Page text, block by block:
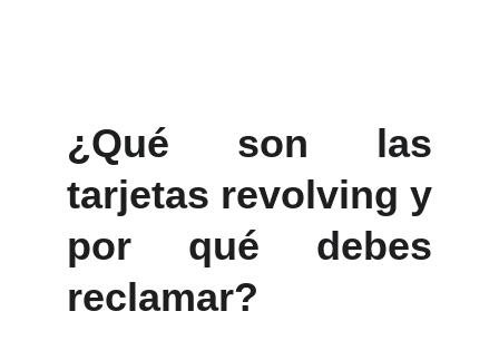
¿Qué son las
tarjetas revolving y
por qué debes
reclamar?